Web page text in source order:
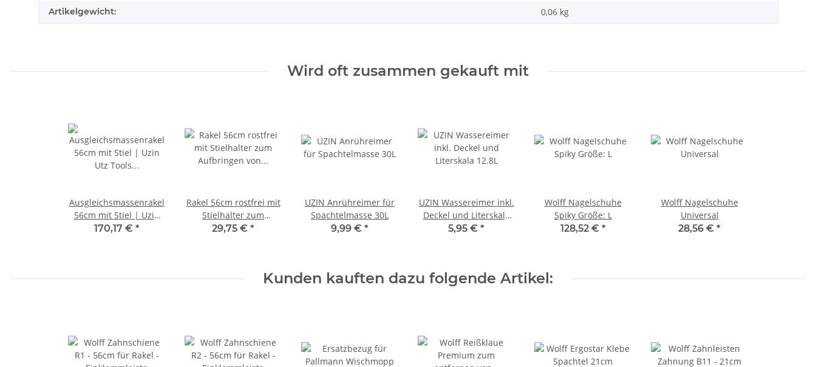
Artikelgewicht: 0,06 kg
Wird oft zusammen gekauft mit
Ausgleichsmassenrakel
56cm mit Stiel | Uzin
Utz Tools (ehemals
170,17 € *
Rakel 56cm rostfrei mit
Stielhalter zum
Aufbringen von
29,75 € *
UZIN Anrühreimer für
Spachtelmasse 30L
9,99 € *
UZIN Wassereimer inkl.
Deckel und Literskala
12.8L
5,95 € *
Wolff Nagelschuhe
Spiky Größe: L
128,52 € *
Wolff Nagelschuhe
Universal
28,56 € *
Kunden kauften dazu folgende Artikel: